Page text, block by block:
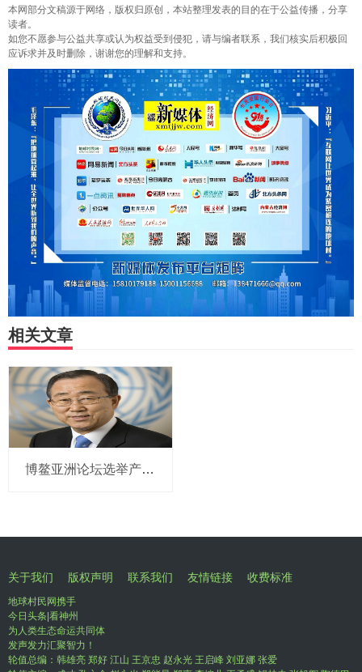
本网部分文稿源于网络，版权归原创，本站整理发表的目的在于公益传播，分享
读者。
如您不愿参与公益共享或认为权益受到侵犯，请与编者联系，我们核实后积极回
应诉求并及时删除，谢谢您的理解和支持。
相关文章
博鳌亚洲论坛选举产生新一届理事会 潘基文当选理事长
关于我们 版权声明 联系我们 友情链接 收费标准
地球村民网携手
今日头条|看神州
为人类生态命运共同体
发声发力汇聚智力！
轮值总编：韩雄亮 郑好 江山 王京忠 赵永光 王启峰 刘亚娜 张爱